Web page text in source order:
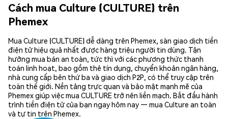
Cách mua Culture (CULTURE) trên
Phemex
Mua Culture (CULTURE) dễ dàng trên Phemex, sàn giao dịch tiền
điện tử hiệu quả nhất được hàng triệu người tin dùng. Tận
hưởng mua bán an toàn, tức thì với các phương thức thanh
toán linh hoạt, bao gồm thẻ tín dụng, chuyển khoản ngân hàng,
nhà cung cấp bên thứ ba và giao dịch P2P, có thể truy cập trên
toàn thế giới. Nền tảng trực quan và bảo mật mạnh mẽ của
Phemex giúp việc mua CULTURE trở nên liền mạch. Bắt đầu hành
trình tiền điện tử của bạn ngay hôm nay — mua Culture an toàn
và tự tin trên Phemex.